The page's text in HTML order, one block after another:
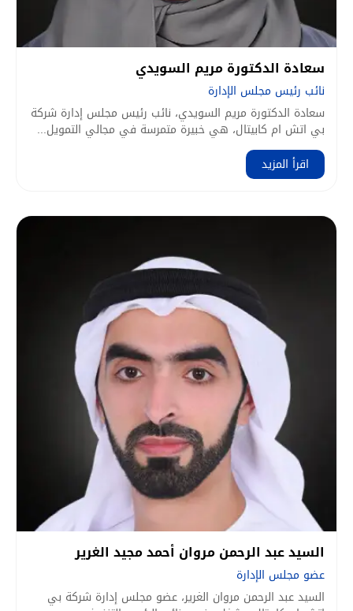
سعادة الدكتورة مريم السويدي
نائب رئيس مجلس الإدارة
سعادة الدكتورة مريم السويدي، نائب رئيس مجلس إدارة شركة
بي اتش ام كابيتال، هي خبيرة متمرسة في مجالي التمويل...
اقرأ المزيد
السيد عبد الرحمن مروان أحمد مجيد الغرير
عضو مجلس الإدارة
السيد عبد الرحمن مروان الغرير، عضو مجلس إدارة شركة بي